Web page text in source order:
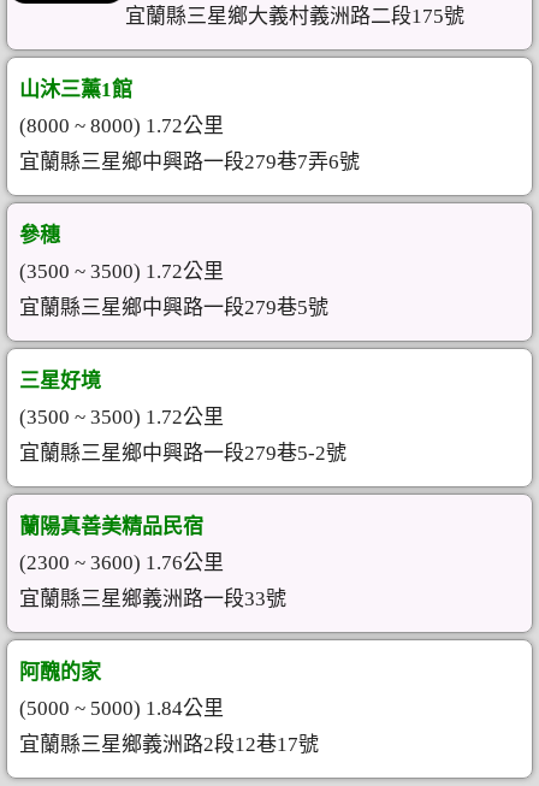
宜蘭縣三星鄉大義村義洲路二段175號
山沐三薰1館
(8000 ~ 8000) 1.72公里
宜蘭縣三星鄉中興路一段279巷7弄6號
參穗
(3500 ~ 3500) 1.72公里
宜蘭縣三星鄉中興路一段279巷5號
三星好境
(3500 ~ 3500) 1.72公里
宜蘭縣三星鄉中興路一段279巷5-2號
蘭陽真善美精品民宿
(2300 ~ 3600) 1.76公里
宜蘭縣三星鄉義洲路一段33號
阿醜的家
(5000 ~ 5000) 1.84公里
宜蘭縣三星鄉義洲路2段12巷17號